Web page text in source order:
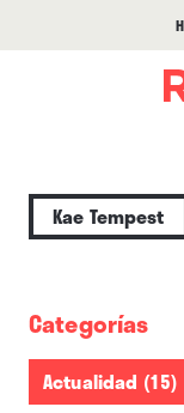
Kae Tempest
Categorías
Actualidad (15)